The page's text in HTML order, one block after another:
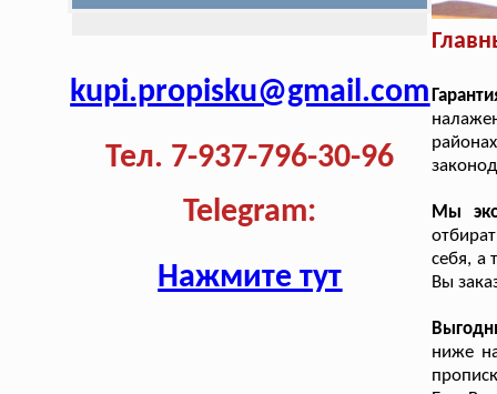
kupi.propisku@gmail.com
Тел. 7-937-796-30-96
Telegram:
Нажмите тут
Мы
себя, а
Вы
ниже